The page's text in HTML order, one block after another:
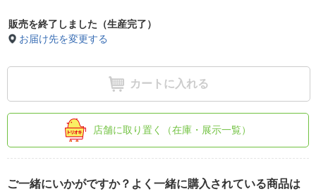
販売を終了しました（生産完了）
お届け先を変更する
カートに入れる
店舗に取り置く（在庫・展示一覧）
ご一緒にいかがですか？よく一緒に購入されている商品は